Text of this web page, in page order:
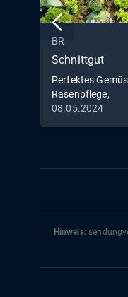
BR
Schnittgut
Perfektes
Rasenpflege,
Bodendämpfer
08.05.2024
Hinweis: